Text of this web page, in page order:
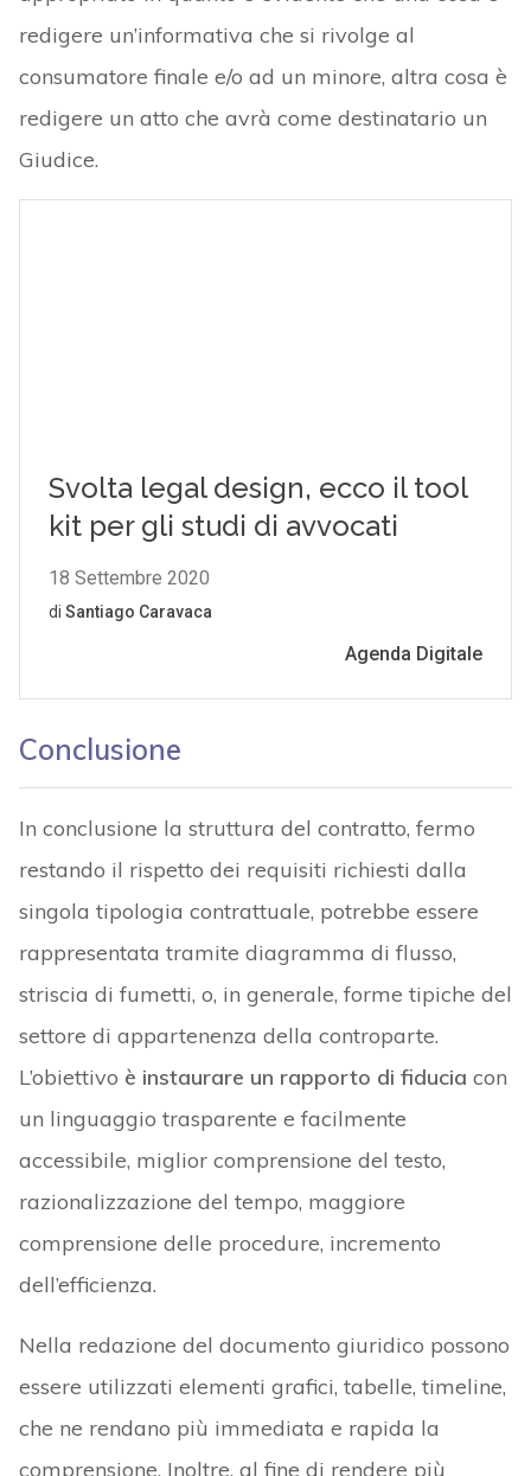
redigere un’informativa che si rivolge al
consumatore finale e/o ad un minore, altra cosa è
redigere un atto che avrà come destinatario un
Giudice.
Conclusione
In conclusione la struttura del contratto, fermo
restando il rispetto dei requisiti richiesti dalla
singola tipologia contrattuale, potrebbe essere
rappresentata tramite diagramma di flusso,
striscia di fumetti, o, in generale, forme tipiche del
settore di appartenenza della controparte.
L’obiettivo è instaurare un rapporto di fiducia con
un linguaggio trasparente e facilmente
accessibile, miglior comprensione del testo,
razionalizzazione del tempo, maggiore
comprensione delle procedure, incremento
dell’efficienza.
Nella redazione del documento giuridico possono
essere utilizzati elementi grafici, tabelle, timeline,
che ne rendano più immediata e rapida la
comprensione. Inoltre, al fine di rendere più